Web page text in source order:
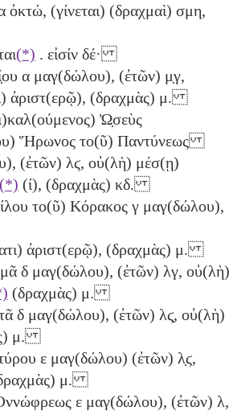
ὀκτώ, (γίνεται) (δραχμαὶ) σμη,
(*) . εἰσίν δέ·
α μαγ(δώλου), (ἐτῶν) μ̣γ,
ἀριστ(ερῷ), (δραχμὰς) μ.
Ὠ̣σεὺς
Ἥρωνος το(ῦ) Παντύνεως
(ἐτῶν) λϛ, οὐ(λὴ) μέσ(ῃ)
(*) (ί), (δραχμὰς) κδ.
το(ῦ) Κόρακος γ μαγ(δώλου),
ἀριστ(ερῷ), (δραχμὰς) μ.
δ μαγ(δώλου), (ἐτῶν) λγ, οὐ(λὴ)
(δραχμὰς) μ.
δ μαγ(δώλου), (ἐτῶν) λϛ̣, οὐ(λὴ)
μ.
ε μαγ(δώλου) (ἐτῶν) λ̣ϛ,
μ.
ε μαγ(δώλου), (ἐτῶν) λ,